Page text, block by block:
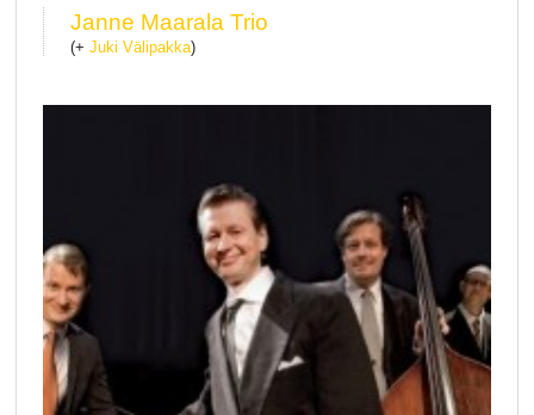
Janne Maarala Trio
(+ Juki Välipakka)